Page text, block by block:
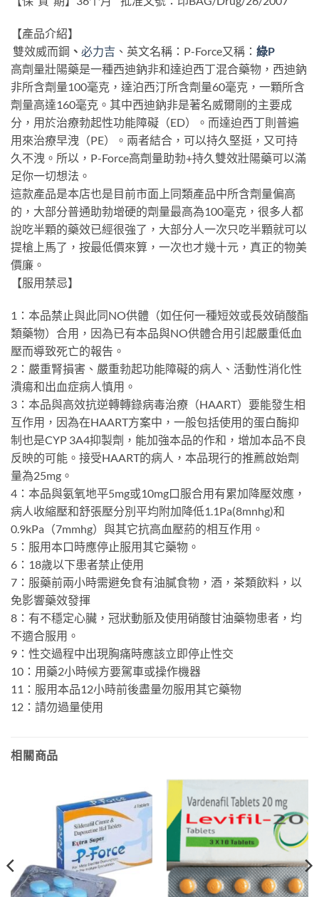
【產品介紹】
雙效威而鋼 、 必力吉 、英文名稱：P-Force又稱： 綠P
高劑量壯陽藥是一種西迪鈉非和達迫西丁混合藥物，西迪鈉
非所含劑量100毫克，達泊西汀所含劑量60毫克，一顆所含
劑量高達160毫克。其中西迪鈉非是著名威爾剛的主要成
分，用於治療勃起性功能障礙（ED）。而達迫西丁則普遍
用來治療早洩（PE）。兩者結合，可以持久堅挺，又可持
久不洩。所以，P-Force高劑量助勃+持久雙效壯陽藥可以滿
足你一切想法。
這款產品是本店也是目前市面上同類產品中所含劑量偏高
的，大部分普通助勃增硬的劑量最高為100毫克，很多人都
說吃半顆的藥效已經很強了，大部分人一次只吃半顆就可以
提槍上馬了，按最低價來算，一次也才幾十元，真正的物美
價廉。
【服用禁忌】
1：本品禁止與此同NO供體（如任何一種短效或長效硝酸酯
類藥物）合用，因為已有本品與NO供體合用引起嚴重低血
壓而導致死亡的報告。
2：嚴重腎損害、嚴重勃起功能障礙的病人、活動性消化性
潰瘍和出血症病人慎用。
3：本品與高效抗逆轉轉錄病毒治療（HAART）要能發生相
互作用，因為在HAART方案中，一般包括使用的蛋白酶抑
制也是CYP 3A4抑製劑，能加強本品的作和，增加本品不良
反映的可能。接受HAART的病人，本品現行的推薦啟始劑
量為25mg。
4：本品與氨氧地平5mg或10mg口服合用有累加降壓效應，
病人收縮壓和舒張壓分別平均附加降低1.1Pa(8mnhg)和
0.9kPa（7mmhg）與其它抗高血壓葯的相互作用。
5：服用本口時應停止服用其它藥物。
6：18歲以下患者禁止使用
7：服藥前兩小時需避免食有油膩食物，酒，茶類飲料，以
免影響藥效發揮
8：有不穩定心臟，冠狀動脈及使用硝酸甘油藥物患者，均
不適合服用。
9：性交過程中出現胸痛時應該立即停止性交
10：用藥2小時候方要駕車或操作機器
11：服用本品12小時前後盡量勿服用其它藥物
12：請勿過量使用
相關商品